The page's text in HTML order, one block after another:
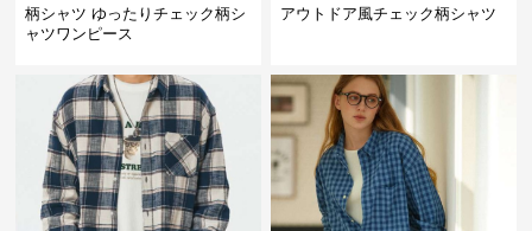
柄シャツ ゆったりチェック柄シ
ャツワンピース
アウトドア風チェック柄シャツ